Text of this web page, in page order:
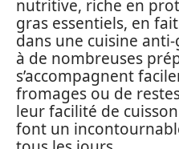
nutritive, riche en
gras essentiels, en
dans une cuisine
à de nombreuses
s’accompagnent
fromages ou de
leur facilité de
font un